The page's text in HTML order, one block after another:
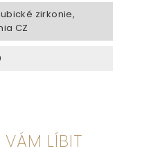
zirkonie,
CZ
VÁM LÍBIT